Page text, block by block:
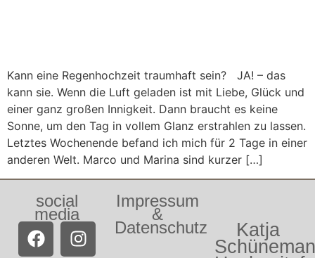
Kann eine Regenhochzeit traumhaft sein? JA! – das
kann sie. Wenn die Luft geladen ist mit Liebe, Glück und
einer ganz großen Innigkeit. Dann braucht es keine
Sonne, um den Tag in vollem Glanz erstrahlen zu lassen.
Letztes Wochenende befand ich mich für 2 Tage in einer
anderen Welt. Marco und Marina sind kurzer […]
social
media
Impressum
&
Datenschutz
Katja